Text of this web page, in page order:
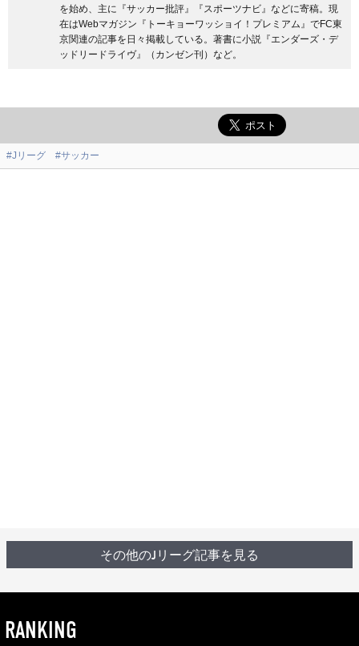
を始め、主に『サッカー批評』『スポーツナビ』などに寄稿。現
在はWebマガジン『トーキョーワッショイ！プレミアム』でFC東
京関連の記事を日々掲載している。著書に小説『エンダーズ・デ
ッドリードライヴ』（カンゼン刊）など。
#Jリーグ #サッカー
その他のJリーグ記事を見る
RANKING